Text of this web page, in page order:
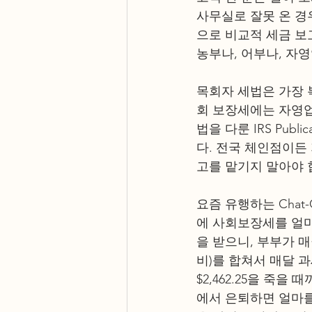
사무실로 잘못 온
으로 비교적 세금
농부나, 어부나, 자
목회자 세법은 가장
회 보장세에는 자영
법을 다룬 IRS
다. 전국 체인점이
고를 맡기지 말아야
요즘 유행하는
에 사회보장세를 얼
을 받으니, 부부가
비)를 합쳐서 매달
$2,462.25을 죽을
에서 은퇴하면 얼마